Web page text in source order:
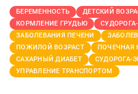
БЕРЕМЕННОСТЬ
ДЕТСКИЙ
КОРМЛЕНИЕ ГРУДЬЮ
ЗАБОЛЕВАНИЯ ПЕЧЕНИ
ПОЖИЛОЙ ВОЗРАСТ
ПОЧЕЧНАЯ
САХАРНЫЙ ДИАБЕТ
СУДОРОГА-
УПРАВЛЕНИЕ ТРАНСПОРТОМ